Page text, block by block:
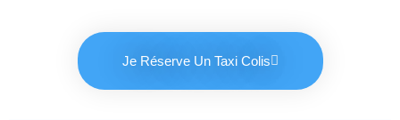
Je Réserve Un Taxi Colis